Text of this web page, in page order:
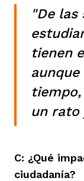
"De las
tienen
un rato
C: ¿Qué
ciudadanía?